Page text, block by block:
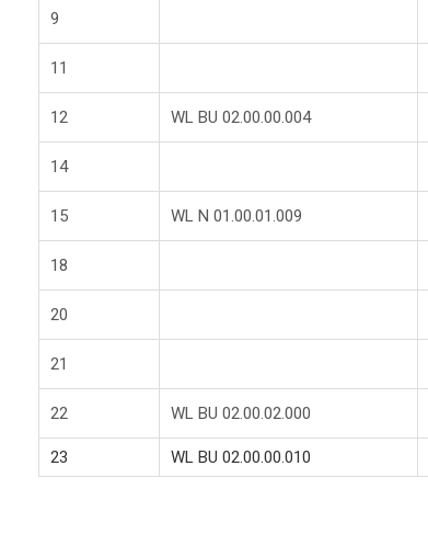
9
11
12 WL BU 02.00.00.004
14
15 WL N 01.00.01.009
18
20
21
22 WL BU 02.00.02.000
23 WL BU 02.00.00.010